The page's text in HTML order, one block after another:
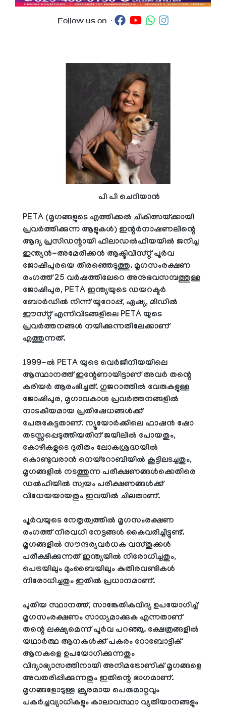
Follow us on :
പി പി ചെറിയാൻ
PETA (മൃഗങ്ങളുടെ എത്തിക്കൽ ചികിത്സയ്ക്കായി
പ്രവർത്തിക്കുന്ന ആളുകൾ) ഇന്റർനാഷണലിന്റെ
ആദ്യ പ്രസിഡന്റായി ഫിലാഡൽഫിയയിൽ ജനിച്ച
ഇന്ത്യൻ-അമേരിക്കൻ ആക്ടിവിസ്റ്റ് പൂർവ
ജോഷിപുരയെ തിരഞ്ഞെടുത്തു. മൃഗസംരക്ഷണ
രംഗത്ത് 25 വർഷത്തിലേറെ അനുഭവസമ്പത്തുള്ള
ജോഷിപുര, PETA ഇന്ത്യയുടെ ഡയറക്ടർ
ബോർഡിൽ നിന്ന് യൂറോപ്പ്, ഏഷ്യ, മിഡിൽ
ഈസ്റ്റ് എന്നിവിടങ്ങളിലെ PETA യുടെ
പ്രവർത്തനങ്ങൾ നയിക്കുന്നതിലേക്കാണ്
എത്തുന്നത്.
1999-ൽ PETA യുടെ വെർജീനിയയിലെ
ആസ്ഥാനത്ത് ഇന്റേണായിട്ടാണ് അവർ തന്റെ
കരിയർ ആരംഭിച്ചത്. ഗുജറാത്തിൽ വേരുകളുള്ള
ജോഷിപുര, മൃഗാവകാശ പ്രവർത്തനങ്ങളിൽ
നാടകീയമായ പ്രതിഷേധങ്ങൾക്ക്
പേരുകേട്ടതാണ്. ന്യൂയോർക്കിലെ ഫാഷൻ ഷോ
തടസ്സപ്പെടുത്തിയതിന് ജയിലിൽ പോയതും,
കോഴികളുടെ ദുരിതം ലോകശ്രദ്ധയിൽ
കൊണ്ടുവരാൻ നെയ്‌റോബിയിൽ കൂട്ടിലടച്ചതും,
മൃഗങ്ങളിൽ നടത്തുന്ന പരീക്ഷണങ്ങൾക്കെതിരെ
ഡൽഹിയിൽ സ്വയം പരീക്ഷണങ്ങൾക്ക്
വിധേയയായതും ഇവയിൽ ചിലതാണ്.
പൂർവയുടെ നേതൃത്വത്തിൽ മൃഗസംരക്ഷണ
രംഗത്ത് നിരവധി നേട്ടങ്ങൾ കൈവരിച്ചിട്ടുണ്ട്.
മൃഗങ്ങളിൽ സൗന്ദര്യവർധക വസ്തുക്കൾ
പരീക്ഷിക്കുന്നത് ഇന്ത്യയിൽ നിരോധിച്ചതും,
പെട്രയിലും മുംബൈയിലും കുതിരവണ്ടികൾ
നിരോധിച്ചതും ഇതിൽ പ്രധാനമാണ്.
പുതിയ സ്ഥാനത്ത്, സാങ്കേതികവിദ്യ ഉപയോഗിച്ച്
മൃഗസംരക്ഷണം സാധ്യമാക്കുക എന്നതാണ്
തന്റെ ലക്ഷ്യമെന്ന് പൂർവ പറഞ്ഞു. ക്ഷേത്രങ്ങളിൽ
യഥാർത്ഥ ആനകൾക്ക് പകരം റോബോട്ടിക്
ആനകളെ ഉപയോഗിക്കുന്നതും
വിദ്യാഭ്യാസത്തിനായി അനിമട്രോണിക് മൃഗങ്ങളെ
അവതരിപ്പിക്കുന്നതും ഇതിന്റെ ഭാഗമാണ്.
മൃഗങ്ങളോടുള്ള ക്രൂരമായ പെരുമാറ്റവും
പകർച്ചവ്യാധികളും കാലാവസ്ഥാ വ്യതിയാനങ്ങളും